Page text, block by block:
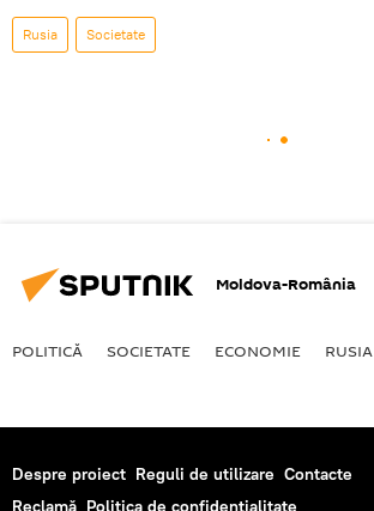
Rusia Societate
Moldova-România
POLITICĂ SOCIETATE ECONOMIE RUSIA
Despre proiect Reguli de utilizare Contacte
Reclamă Politica de confidențialitate